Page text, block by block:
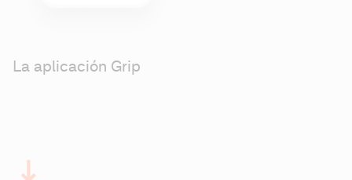
La aplicación Grip